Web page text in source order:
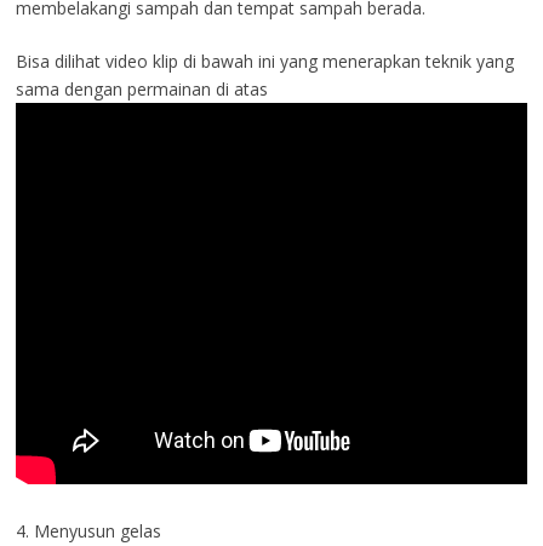
membelakangi sampah dan tempat sampah berada.
Bisa dilihat video klip di bawah ini yang menerapkan teknik yang
sama dengan permainan di atas
4. Menyusun gelas